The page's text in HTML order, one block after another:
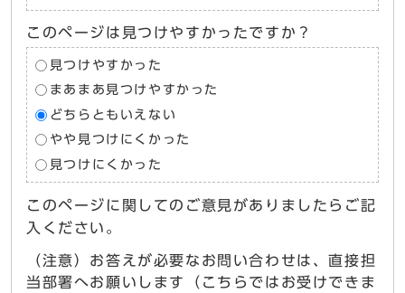
このページは見つけやすかったですか？
見つけやすかった
まあまあ見つけやすかった
どちらともいえない
やや見つけにくかった
見つけにくかった
このページに関してのご意見がありましたらご記
入ください。
（注意）お答えが必要なお問い合わせは、直接担
当部署へお願いします（こちらではお受けできま